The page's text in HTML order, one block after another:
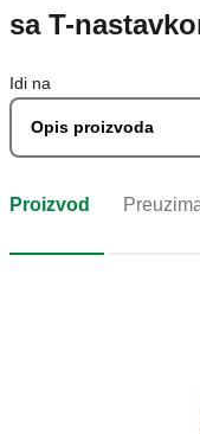
sa T-
Idi na
Opis proizvoda
Proizvod